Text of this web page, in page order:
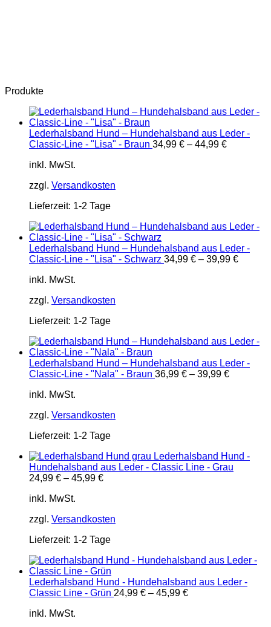
Produkte
Lederhalsband Hund – Hundehalsband aus Leder -
Classic-Line - "Lisa" - Braun 34,99 € – 44,99 €
inkl. MwSt.
zzgl. Versandkosten
Lieferzeit: 1-2 Tage
Lederhalsband Hund – Hundehalsband aus Leder -
Classic-Line - "Lisa" - Schwarz 34,99 € – 39,99 €
inkl. MwSt.
zzgl. Versandkosten
Lieferzeit: 1-2 Tage
Lederhalsband Hund – Hundehalsband aus Leder -
Classic-Line - "Nala" - Braun 36,99 € – 39,99 €
inkl. MwSt.
zzgl. Versandkosten
Lieferzeit: 1-2 Tage
Lederhalsband Hund -
Hundehalsband aus Leder - Classic Line - Grau
24,99 € – 45,99 €
inkl. MwSt.
zzgl. Versandkosten
Lieferzeit: 1-2 Tage
Lederhalsband Hund - Hundehalsband aus Leder -
Classic Line - Grün 24,99 € – 45,99 €
inkl. MwSt.